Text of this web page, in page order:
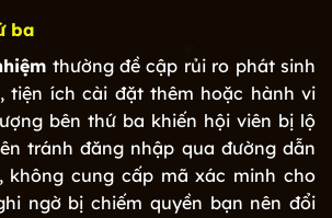
ba
thường đề cập rủi ro phát sinh
tiện ích cài đặt thêm hoặc hành vi
bên thứ ba khiến hội viên bị lộ
tránh đăng nhập qua đường dẫn
không cung cấp mã xác minh cho
ngờ bị chiếm quyền bạn nên đổi